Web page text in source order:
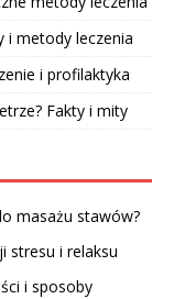
i metody leczenia
i profilaktyka
Fakty i mity
masażu stawów?
stresu i relaksu
i sposoby